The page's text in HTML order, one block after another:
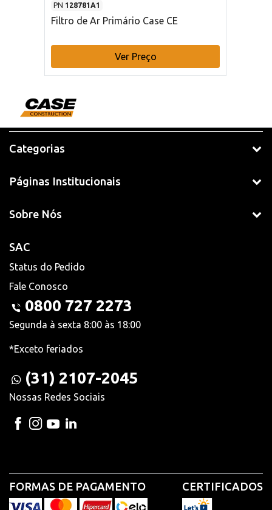
PN 128781A1
Filtro de Ar Primário Case CE
Ver Preço
Categorias
Páginas Institucionais
Sobre Nós
SAC
Status do Pedido
Fale Conosco
0800 727 2273
Segunda à sexta 8:00 às 18:00
*Exceto feriados
(31) 2107-2045
Nossas Redes Sociais
FORMAS DE PAGAMENTO CERTIFICADOS